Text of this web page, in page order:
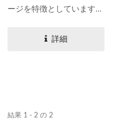
ージを特徴としています。
ガビットイーサネット
詳細
結果 1 - 2 の 2